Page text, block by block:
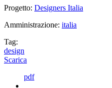
Progetto: Designers Italia
Amministrazione: italia
Tag:
design
Scarica
pdf